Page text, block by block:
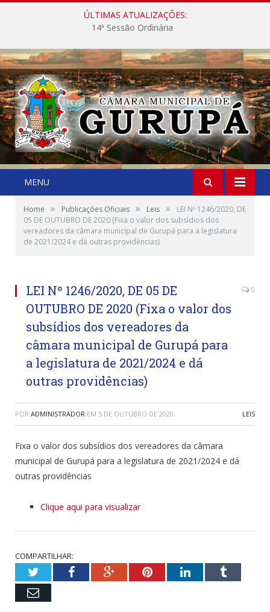
ÚLTIMAS ATUALIZAÇÕES:
14ª Sessão Ordinária
MENU
Home » Publicações Oficiais » Leis »
LEI Nº 1246/2020, DE
05 DE OUTUBRO DE 2020 (Fixa o valor dos subsídios dos
vereadores da câmara municipal de Gurupá para a legislatura
de 2021/2024 e dá outras providências)
LEI Nº 1246/2020, DE 05 DE
OUTUBRO DE 2020 (Fixa o valor dos
subsídios dos vereadores da
câmara municipal de Gurupá para
a legislatura de 2021/2024 e dá
outras providências)
0
POR ADMINISTRADOR EM 5 DE OUTUBRO DE 2020 LEIS
Fixa o valor dos subsídios dos vereadores da câmara
municipal de Gurupá para a legislatura de 2021/2024 e dá
outras providências
Clique aqui para visualizar
COMPARTILHAR:
TwitterFacebookGoogle+PinterestLinkedInTumblr
Email